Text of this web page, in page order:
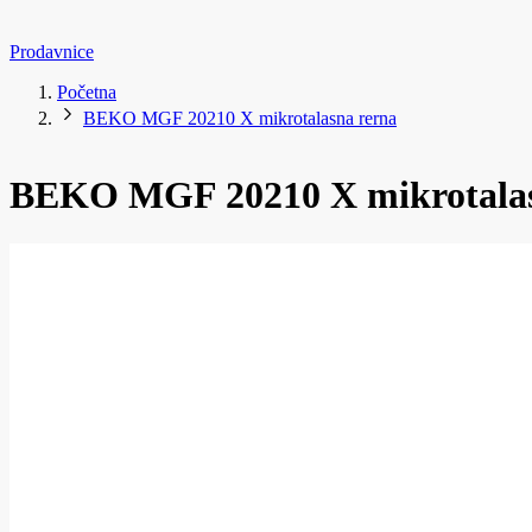
Prodavnice
Početna
BEKO MGF 20210 X mikrotalasna rerna
BEKO MGF 20210 X